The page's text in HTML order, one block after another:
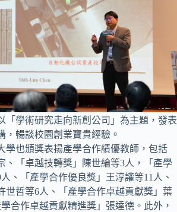
「學術研究走向新創公司」為主題，發表
，暢談校園創業寶貴經驗。
學也頒獎表揚產學合作績優教師，包括
、「卓越技轉獎」陳世綸等3人，「產學
、「產學合作優良獎」王淳讙等11人、
世哲等6人、「產學合作卓越貢獻獎」葉
合作卓越貢獻精進獎」張達德。此外，